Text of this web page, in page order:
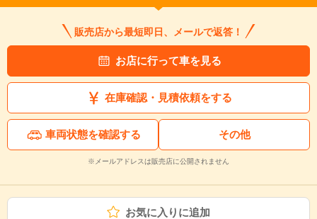
販売店から最短即日、メールで返答！
お店に行って車を見る
在庫確認・見積依頼をする
車両状態を確認する その他
※メールアドレスは販売店に公開されません
お気に入りに追加